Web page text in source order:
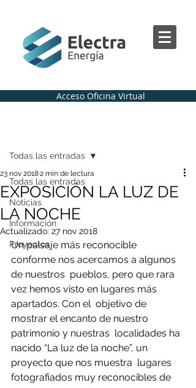
Acceso Oficina Virtual
Todas las entradas
Noticias
Información
Proyectos
Todas las entradas
EXPOSICIÓN LA LUZ DE
LA NOCHE
23 nov 20182 min de lectura
Actualizado: 27 nov 2018
Un paisaje más reconocible
conforme nos acercamos a algunos
de nuestros  pueblos, pero que rara
vez hemos visto en lugares más
apartados. Con el  objetivo de
mostrar el encanto de nuestro
patrimonio y nuestras  localidades ha
nacido “La luz de la noche”, un
proyecto que nos muestra  lugares
fotografiados muy reconocibles de